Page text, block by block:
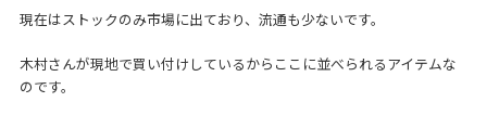
現在はストックのみ市場に出ており、流通も少ないです。
木村さんが現地で買い付けしているからここに並べられるアイテムな
のです。